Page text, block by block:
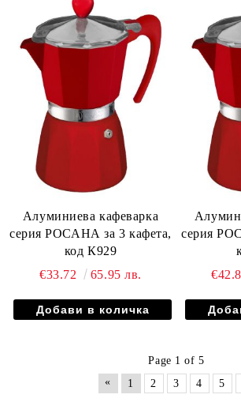
Алуминиева кафеварка
серия РОСАНА за 3 кафета,
код К929
€33.72
65.95 лв.
серия
Page 1 of 5
«
1 2 3 4 5